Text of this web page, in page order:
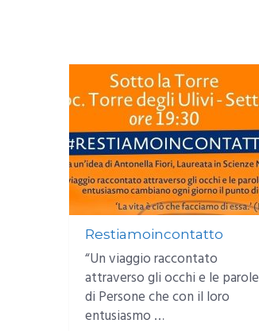
Restiamoincontatto
“Un viaggio raccontato
attraverso gli occhi e le parole
di Persone che con il loro
entusiasmo …